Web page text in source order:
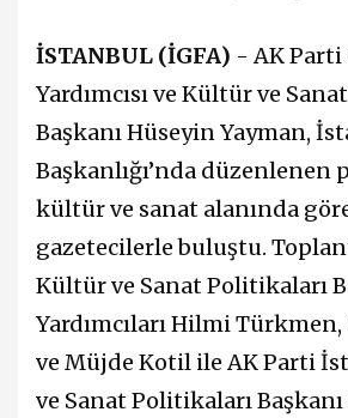
İSTANBUL (İGFA) - AK Parti
Yardımcısı ve Kültür ve
Başkanı Hüseyin Yayman,
Başkanlığı’nda düzenlenen
kültür ve sanat alanında
gazetecilerle buluştu.
Kültür ve Sanat Politikaları
Yardımcıları Hilmi Türkmen,
ve Müjde Kotil ile AK Parti
ve Sanat Politikaları